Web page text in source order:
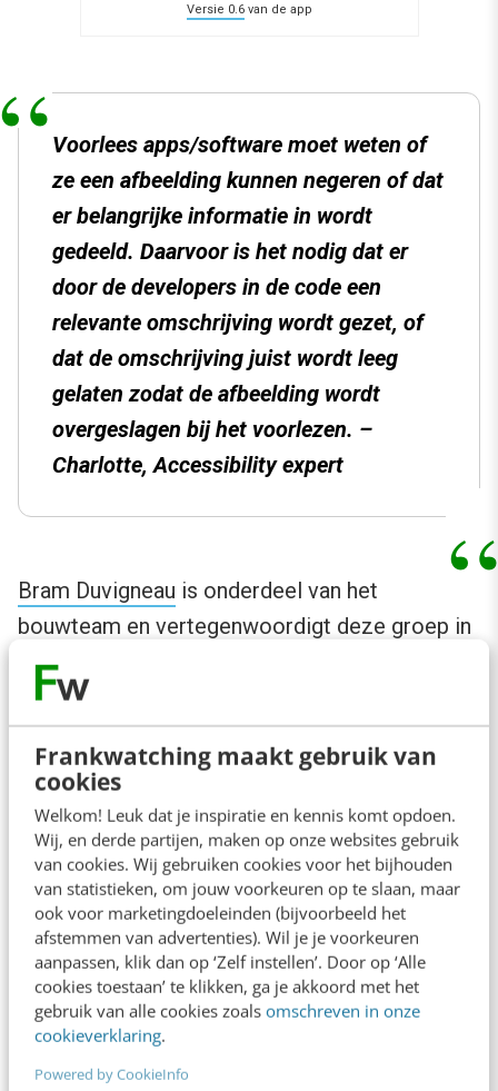
Frankwatching maakt gebruik van
cookies
Welkom! Leuk dat je inspiratie en kennis komt opdoen.
Wij, en derde partijen, maken op onze websites gebruik
van cookies. Wij gebruiken cookies voor het bijhouden
van statistieken, om jouw voorkeuren op te slaan, maar
ook voor marketingdoeleinden (bijvoorbeeld het
afstemmen van advertenties). Wil je je voorkeuren
aanpassen, klik dan op ‘Zelf instellen’. Door op ‘Alle
cookies toestaan’ te klikken, ga je akkoord met het
gebruik van alle cookies zoals omschreven in onze
cookieverklaring.
Powered by CookieInfo
Versie 0.6van de app
Voorlees apps/software moet weten of
ze een afbeelding kunnen negeren of dat
er belangrijke informatie in wordt
gedeeld. Daarvoor is het nodig dat er
door de developers in de code een
relevante omschrijving wordt gezet, of
dat de omschrijving juist wordt leeg
gelaten zodat de afbeelding wordt
overgeslagen bij het voorlezen. –
Charlotte, Accessibility expert
Bram Duvigneau is onderdeel van het
bouwteam en vertegenwoordigt deze groep in
alles dat gemaakt wordt. Hij doet interne
reviews en zorgt voor bewustwording bij
developers. Bram is digitaal expert én zelf
blind, dus hij spreekt uit ervaring en expertise.
Naast Bram zijn IederIn , Gebruiker Centraal
Leer Zelf Online,PharosenStichting ABC
aangehaakt om de toegankelijkheid van de app
te bewaken.